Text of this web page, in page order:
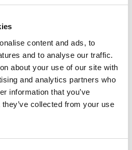
content and ads, to
and to analyse our traffic.
about your use of our site with
and analytics partners who
information that you’ve
collected from your use
Ähnliche Produkte
Original 75x250